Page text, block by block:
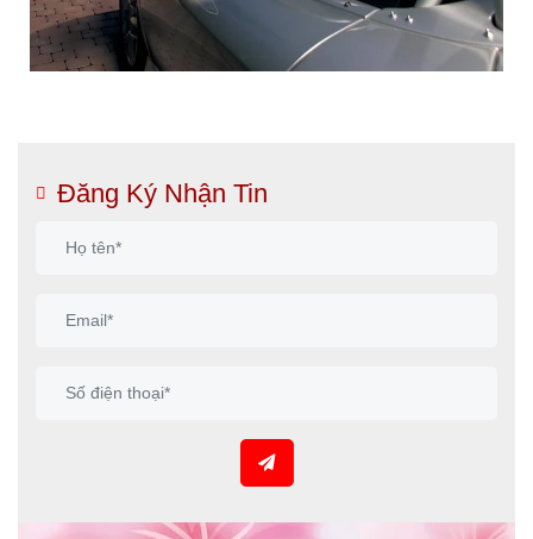
Đăng Ký Nhận Tin